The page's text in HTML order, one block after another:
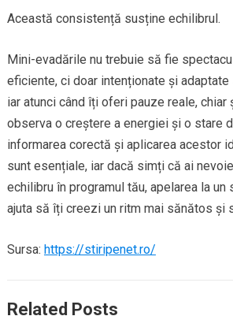
Această consistență susține echilibrul.
Mini-evadările nu trebuie să fie
eficiente, ci doar intenționate și
iar atunci când îți oferi pauze reale, chiar
observa o creștere a energiei și o stare
informarea corectă și aplicarea acestor
sunt esențiale, iar dacă simți că ai
echilibru în programul tău, apelarea la
ajuta să îți creezi un ritm mai sănătos și
Sursa: https://stiripenet.ro/
Related Posts